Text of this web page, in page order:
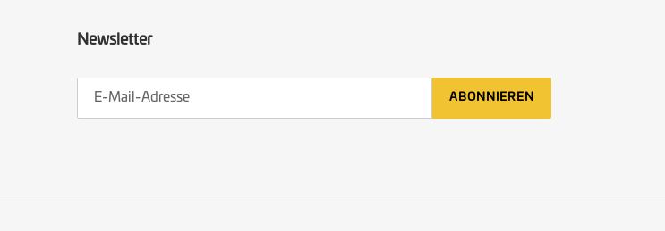
Newsletter
ABONNIEREN